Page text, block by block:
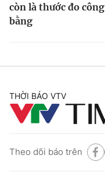
còn là thước đo công
bằng
THỜI BÁO VTV
Theo dõi báo trên